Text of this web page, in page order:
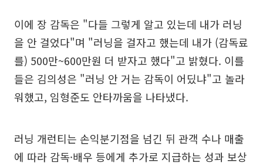
이에 장 감독은 "다들 그렇게 알고 있는데 내가 러닝
을 안 걸었다"며 "러닝을 걸자고 했는데 내가 (감독료
를) 500만~600만원 더 받자고 했다"고 밝혔다. 이를
들은 김의성은 "러닝 안 거는 감독이 어딨냐"고 놀라
워했고, 임형준도 안타까움을 나타냈다.
러닝 개런티는 손익분기점을 넘긴 뒤 관객 수나 매출
에 따라 감독·배우 등에게 추가로 지급하는 성과 보상